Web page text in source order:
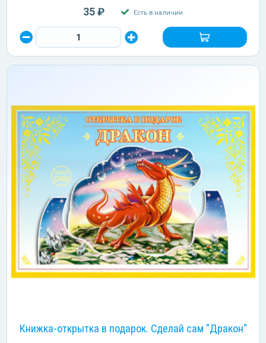
35 ₽ Есть в наличии
Книжка-открытка в подарок. Сделай сам "Дракон"